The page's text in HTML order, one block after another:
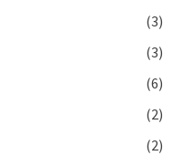
(3)
(3)
(6)
(2)
(2)